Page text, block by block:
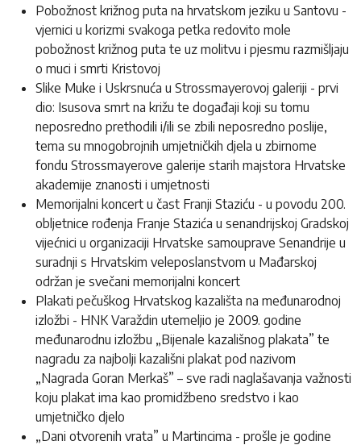
Pobožnost križnog puta na hrvatskom jeziku u Santovu -
vjernici u korizmi svakoga petka redovito mole
pobožnost križnog puta te uz molitvu i pjesmu razmišljaju
o muci i smrti Kristovoj
Slike Muke i Uskrsnuća u Strossmayerovoj galeriji - prvi
dio: Isusova smrt na križu te događaji koji su tomu
neposredno prethodili i/ili se zbili neposredno poslije,
tema su mnogobrojnih umjetničkih djela u zbirnome
fondu Strossmayerove galerije starih majstora Hrvatske
akademije znanosti i umjetnosti
Memorijalni koncert u čast Franji Staziću - u povodu 200.
obljetnice rođenja Franje Stazića u senandrijskoj Gradskoj
vijećnici u organizaciji Hrvatske samouprave Senandrije u
suradnji s Hrvatskim veleposlanstvom u Mađarskoj
održan je svečani memorijalni koncert
Plakati pečuškog Hrvatskog kazališta na međunarodnoj
izložbi - HNK Varaždin utemeljio je 2009. godine
međunarodnu izložbu „Bijenale kazališnog plakata” te
nagradu za najbolji kazališni plakat pod nazivom
„Nagrada Goran Merkaš” – sve radi naglašavanja važnosti
koju plakat ima kao promidžbeno sredstvo i kao
umjetničko djelo
„Dani otvorenih vrata” u Martincima - prošle je godine